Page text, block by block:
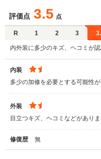
評価点 3.5 点
R 1 2 3
内外装に多少のキズ、ヘコミが認
内装
多少の加修を必要とする可能性が
外装
目立つキズ、ヘコミなどがありま
修復歴 無